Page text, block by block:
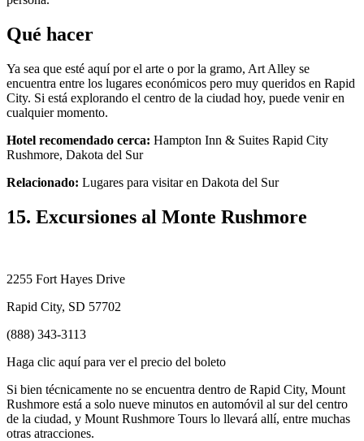
Qué hacer
Ya sea que esté aquí por el arte o por la gramo, Art Alley se
encuentra entre los lugares económicos pero muy queridos en Rapid
City. Si está explorando el centro de la ciudad hoy, puede venir en
cualquier momento.
Hotel recomendado cerca: Hampton Inn & Suites Rapid City
Rushmore, Dakota del Sur
Relacionado: Lugares para visitar en Dakota del Sur
15. Excursiones al Monte Rushmore
2255 Fort Hayes Drive
Rapid City, SD 57702
(888) 343-3113
Haga clic aquí para ver el precio del boleto
Si bien técnicamente no se encuentra dentro de Rapid City, Mount
Rushmore está a solo nueve minutos en automóvil al sur del centro
de la ciudad, y Mount Rushmore Tours lo llevará allí, entre muchas
otras atracciones.